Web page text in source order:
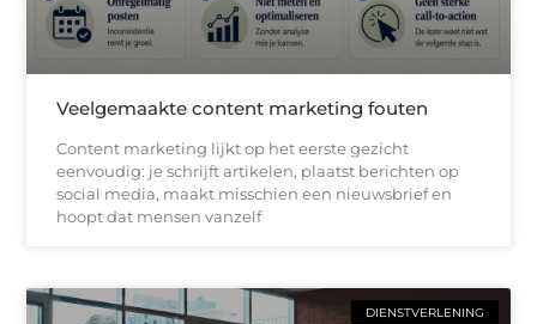
Veelgemaakte content marketing fouten
Content marketing lijkt op het eerste gezicht
eenvoudig: je schrijft artikelen, plaatst berichten op
social media, maakt misschien een nieuwsbrief en
hoopt dat mensen vanzelf
DIENSTVERLENING